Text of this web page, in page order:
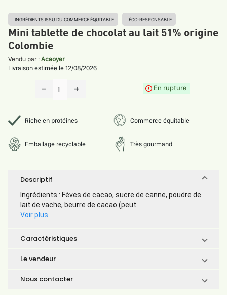
INGRÉDIENTS ISSU DU COMMERCE ÉQUITABLE ÉCO-RESPONSABLE
Mini tablette de chocolat au lait 51% origine
Colombie
Vendu par : Acaoyer
Livraison estimée le 12/08/2026
Riche en protéines Commerce équitable
Emballage recyclable Très gourmand
- 1 + En rupture
Descriptif
Ingrédients : Fèves de cacao, sucre de canne, poudre de
lait de vache, beurre de cacao (peut
Voir plus
Caractéristiques
Le vendeur
Nous contacter